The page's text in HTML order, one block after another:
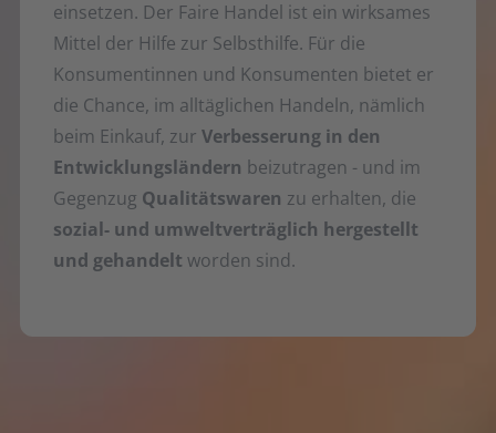
einsetzen. Der Faire Handel ist ein wirksames
Mittel der Hilfe zur Selbsthilfe. Für die
Konsumentinnen und Konsumenten bietet er
die Chance, im alltäglichen Handeln, nämlich
beim Einkauf, zur Verbesserung in den
Entwicklungsländern beizutragen - und im
Gegenzug Qualitätswaren zu erhalten, die
sozial- und umweltverträglich hergestellt
und gehandelt worden sind.